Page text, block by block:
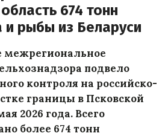
674 тонн
рыбы из Беларуси
межрегиональное
подвело
контроля на российско-
границы в Псковской
2026 года. Всего
более 674 тонн